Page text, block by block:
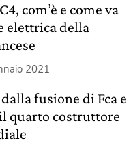
com’è e come va
elettrica della
2021
fusione di Fca e
il quarto costruttore